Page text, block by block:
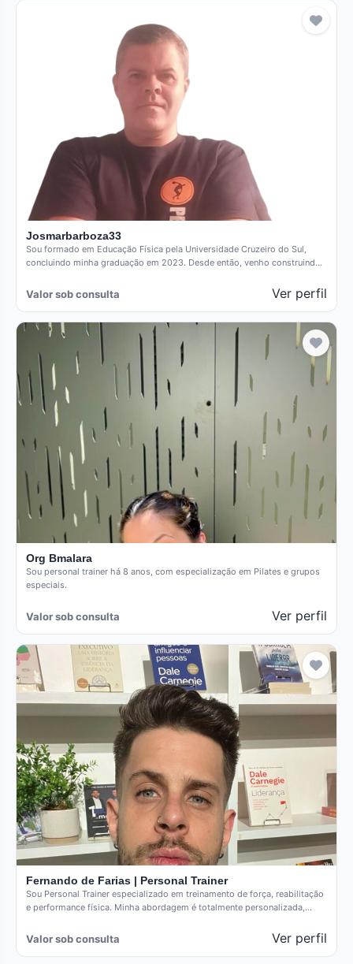
Josmarbarboza33
Sou formado em Educação Física pela Universidade Cruzeiro do Sul,
concluindo minha graduação em 2023. Desde então, venho construindo
Valor sob consulta Ver perfil
Org Bmalara
Sou personal trainer há 8 anos, com especialização em Pilates e grupos
especiais.
Valor sob consulta Ver perfil
Fernando de Farias | Personal Trainer
Sou Personal Trainer especializado em treinamento de força, reabilitação
e performance física. Minha abordagem é totalmente personalizada,
Valor sob consulta Ver perfil